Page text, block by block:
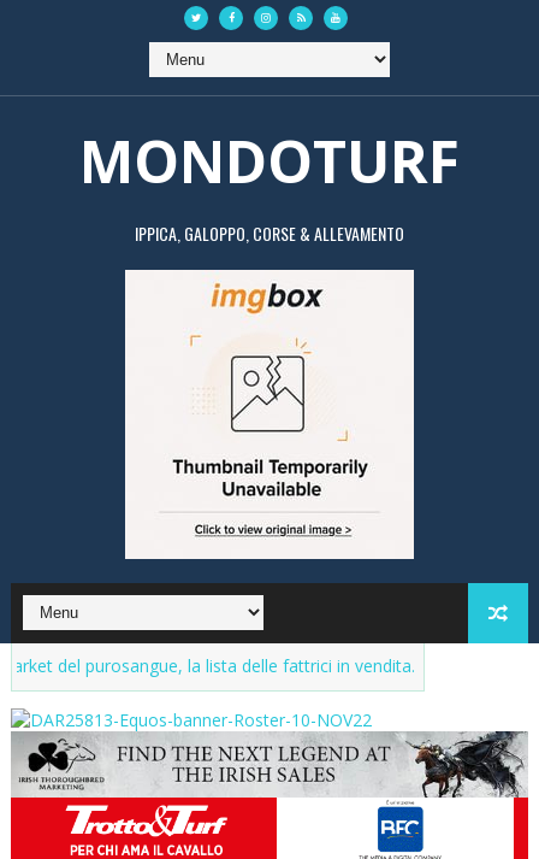
MONDOTURF
IPPICA, GALOPPO, CORSE & ALLEVAMENTO
purosangue, la lista delle fattrici in vendita. Aggiornamenti continui